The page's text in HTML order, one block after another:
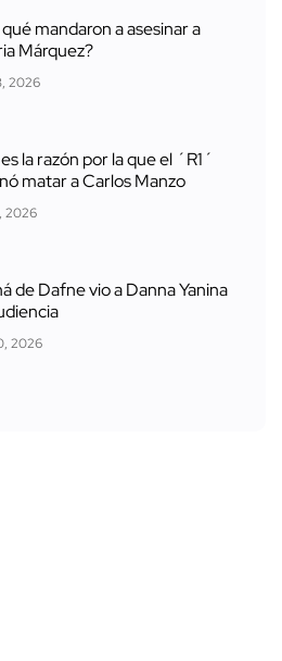
mandaron a asesinar a
Márquez?
2026
la razón por la que el ´R1´
matar a Carlos Manzo
2026
de Dafne vio a Danna Yanina
2026